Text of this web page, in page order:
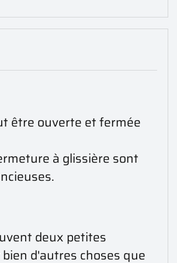
être ouverte et fermée
à glissière sont
deux petites
d'autres choses que